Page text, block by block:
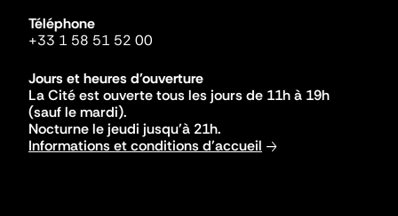
Téléphone
+33 1 58 51 52 00
Jours et heures d'ouverture
La Cité est ouverte tous les jours de 11h à 19h
(sauf le mardi).
Nocturne le jeudi jusqu'à 21h.
Informations et conditions d'accueil